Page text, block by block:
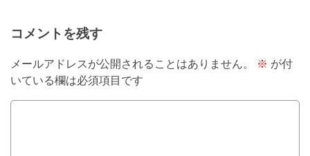
コメントを残す
メールアドレスが公開されることはありません。 ※ が付
いている欄は必須項目です